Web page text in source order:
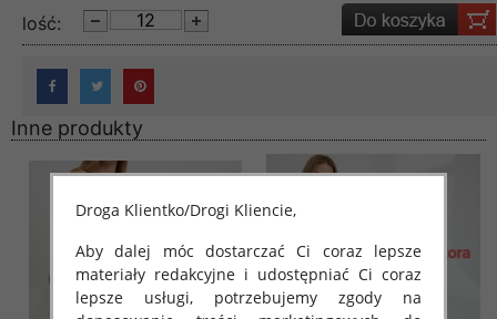
lość:
Inne produkty
Droga Klientko/Drogi Kliencie,
Aby dalej móc dostarczać Ci coraz lepsze
materiały redakcyjne i udostępniać Ci coraz
lepsze usługi, potrzebujemy zgody na